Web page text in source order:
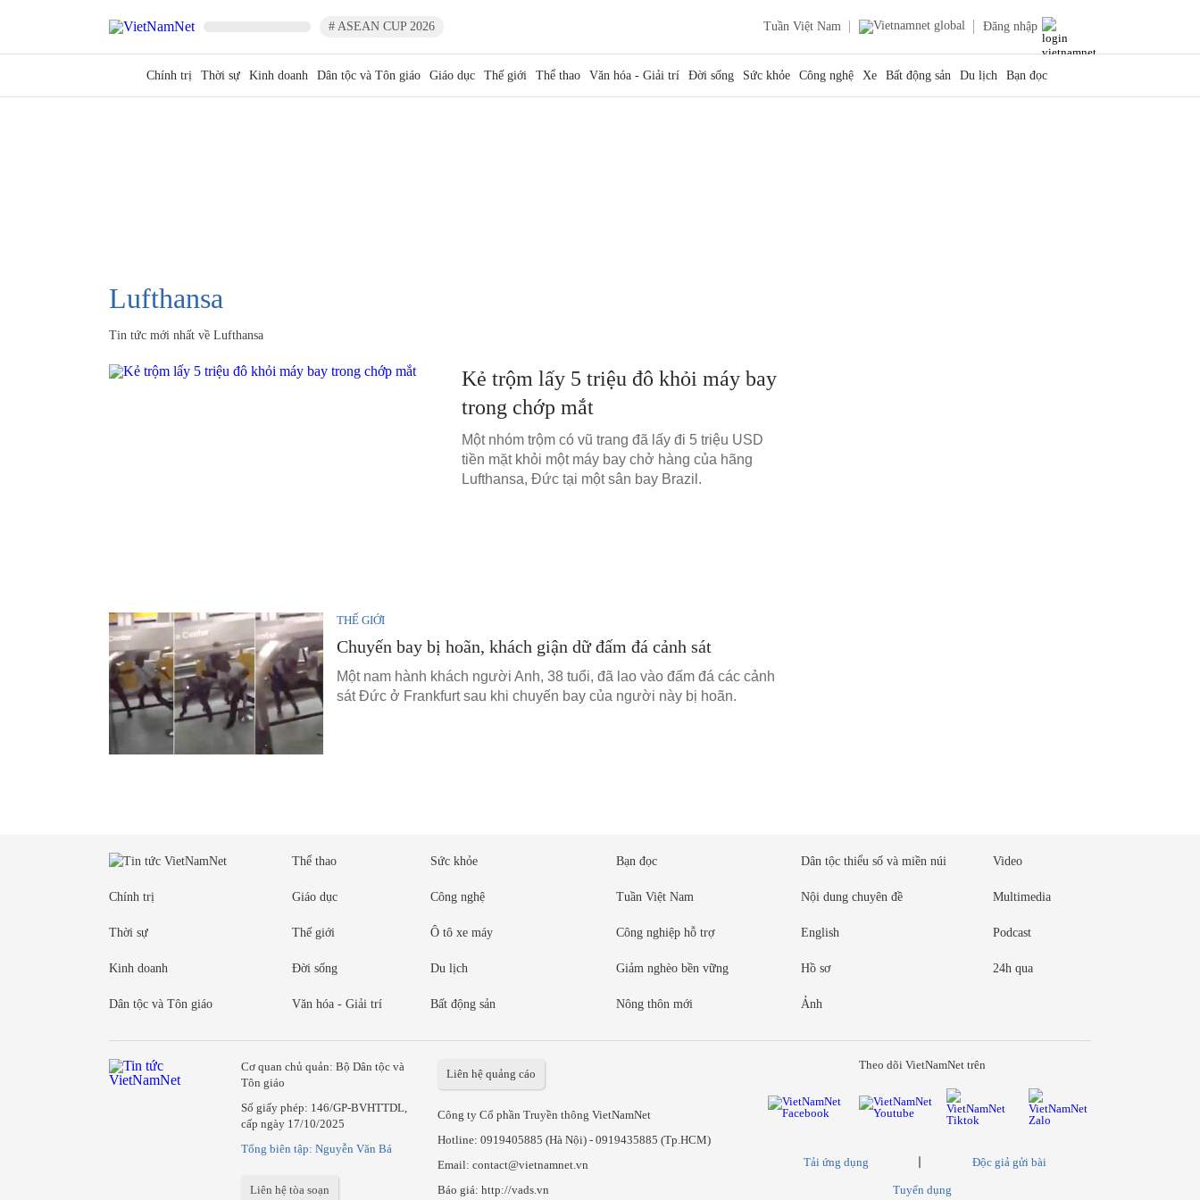
# ASEAN CUP 2026 Tuần Việt Nam Đăng nhập
Chính trị Thời sự Kinh doanh Dân tộc và Tôn giáo Giáo dục Thế giới Thể thao Văn hóa - Giải trí Đời sống Sức khỏe Công nghệ Xe Bất động sản Du lịch Bạn đọc
Lufthansa
Tin tức mới nhất về Lufthansa
Kẻ trộm lấy 5 triệu đô khỏi máy bay
trong chớp mắt
Một nhóm trộm có vũ trang đã lấy đi 5 triệu USD
tiền mặt khỏi một máy bay chở hàng của hãng
Lufthansa, Đức tại một sân bay Brazil.
THẾ GIỚI
Chuyến bay bị hoãn, khách giận dữ đấm đá cảnh sát
Một nam hành khách người Anh, 38 tuổi, đã lao vào đấm đá các cảnh
sát Đức ở Frankfurt sau khi chuyến bay của người này bị hoãn.
Chính trị
Thời sự
Kinh doanh
Dân tộc và Tôn giáo
Thể thao
Giáo dục
Thế giới
Đời sống
Văn hóa - Giải trí
Sức khỏe
Công nghệ
Ô tô xe máy
Du lịch
Bất động sản
Bạn đọc
Tuần Việt Nam
Công nghiệp hỗ trợ
Giảm nghèo bền vững
Nông thôn mới
Dân tộc thiểu số và miền núi
Nội dung chuyên đề
English
Hồ sơ
Ảnh
Video
Multimedia
Podcast
24h qua
Cơ quan chủ quản: Bộ Dân tộc và
Tôn giáo
Số giấy phép: 146/GP-BVHTTDL,
cấp ngày 17/10/2025
Tổng biên tập: Nguyễn Văn Bá
Liên hệ tòa soạn
Liên hệ quảng cáo
Công ty Cổ phần Truyền thông VietNamNet
Hotline: 0919405885 (Hà Nội)- 0919435885 (Tp.HCM)
Email: contact@vietnamnet.vn
Báo giá: http://vads.vn
Theo dõi VietNamNet trên
Tải ứng dụng Độc giả gửi bài
Tuyển dụng